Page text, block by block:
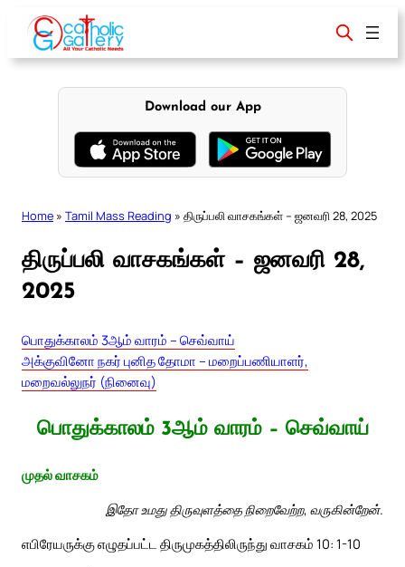
content
Download our App
Home » Tamil Mass Reading » திருப்பலி வாசகங்கள் – ஜனவரி 28, 2025
திருப்பலி வாசகங்கள் – ஜனவரி 28,
2025
பொதுக்காலம் 3ஆம் வாரம் – செவ்வாய்
அக்குவினோ நகர் புனித தோமா – மறைப்பணியாளர்,
மறைவல்லுநர் (நினைவு)
பொதுக்காலம் 3ஆம் வாரம் – செவ்வாய்
முதல் வாசகம்
இதோ உமது திருவுளத்தை நிறைவேற்ற, வருகின்றேன்.
எபிரேயருக்கு எழுதப்பட்ட திருமுகத்திலிருந்து வாசகம் 10: 1-10